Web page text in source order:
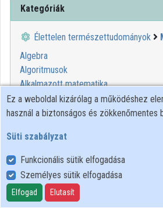
Kategóriák
Élettelen természettudományok
Algebra
Algoritmusok
Alkalmazott matematika
Diszkrét matematika
Geometria
Kombinatorika
Matematikai analízis
Statisztika
Számelmélet
Ez a weboldal kizárólag a működéshez
használ a biztonságos és zökkenőmentes
Süti szabályzat
Funkcionális sütik elfogadása
Személyes sütik elfogadása
Elfogad Elutasít